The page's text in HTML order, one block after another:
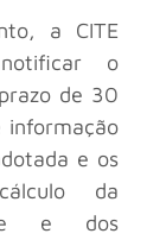
a CITE
o
de 30
informação
e os
da
e dos